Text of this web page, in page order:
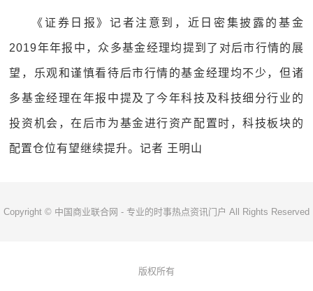
《证券日报》记者注意到，近日密集披露的基金
2019年年报中，众多基金经理均提到了对后市行情的展
望，乐观和谨慎看待后市行情的基金经理均不少，但诸
多基金经理在年报中提及了今年科技及科技细分行业的
投资机会，在后市为基金进行资产配置时，科技板块的
配置仓位有望继续提升。记者 王明山
Copyright © 中国商业联合网 - 专业的时事热点资讯门户 All Rights Reserved
版权所有